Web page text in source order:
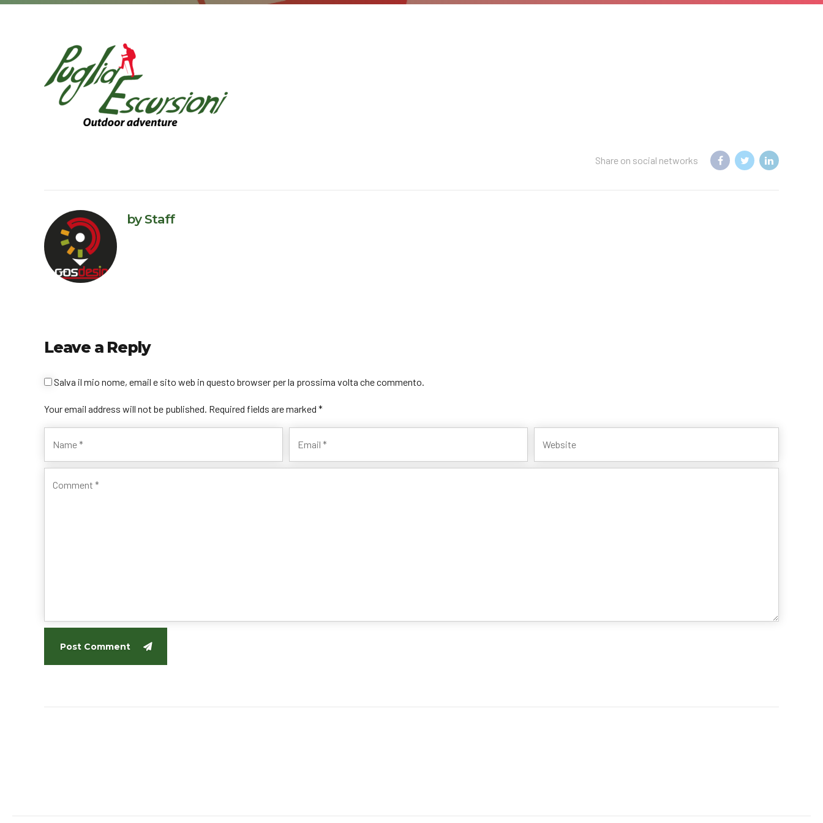
Share on social networks
by Staff
Leave a Reply
Your email address will not be published. Required fields are marked *
Salva il mio nome, email e sito web in questo browser per la prossima volta che commento.
Post Comment